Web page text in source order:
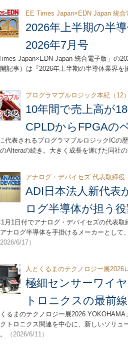
EE Times Japan×EDN Japan 統合
2026年上半期の半
2026年7月号
Japan×EDN Japan 統合電子版」の
記事）は『2026年上半期の半導体業界を
プログラマブルロジック本紀（12
10年間で売上高が
CPLDからFPGAの
代表されるプログラマブルロジックICの
Alteraの続き。大きく成長を遂げた同社
アナログ・デバイセズ 代表取締
ADI日本法人新代
ログ半導体が担う役
1月1日付でアナログ・デバイセズの代表
ナログ半導体を手掛けるメーカーとし
2026/6/17）
人とくるまのテクノロジー展2026
極細センサーワイ
トロニクスの最前
くるまのテクノロジー展2026
トロニクス関連を中心に、新しいソリ
（2026/6/11）